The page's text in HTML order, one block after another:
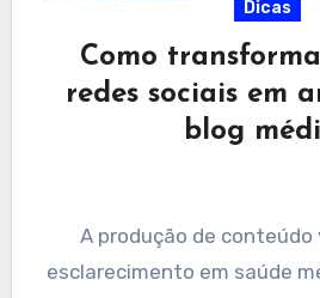
Dicas
Como
redes sociais em
blog
A produção de conteúdo
esclarecimento em saúde